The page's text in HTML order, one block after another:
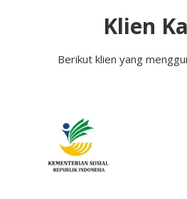
Klien
Berikut klien yang